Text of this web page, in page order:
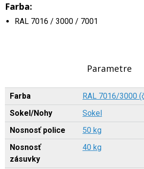
Farba:
RAL 7016 / 3000 / 7001
Parametre
Farba
RAL 7016/3000
Sokel/Nohy
Sokel
Nosnosť police
50 kg
Nosnosť
zásuvky
40 kg